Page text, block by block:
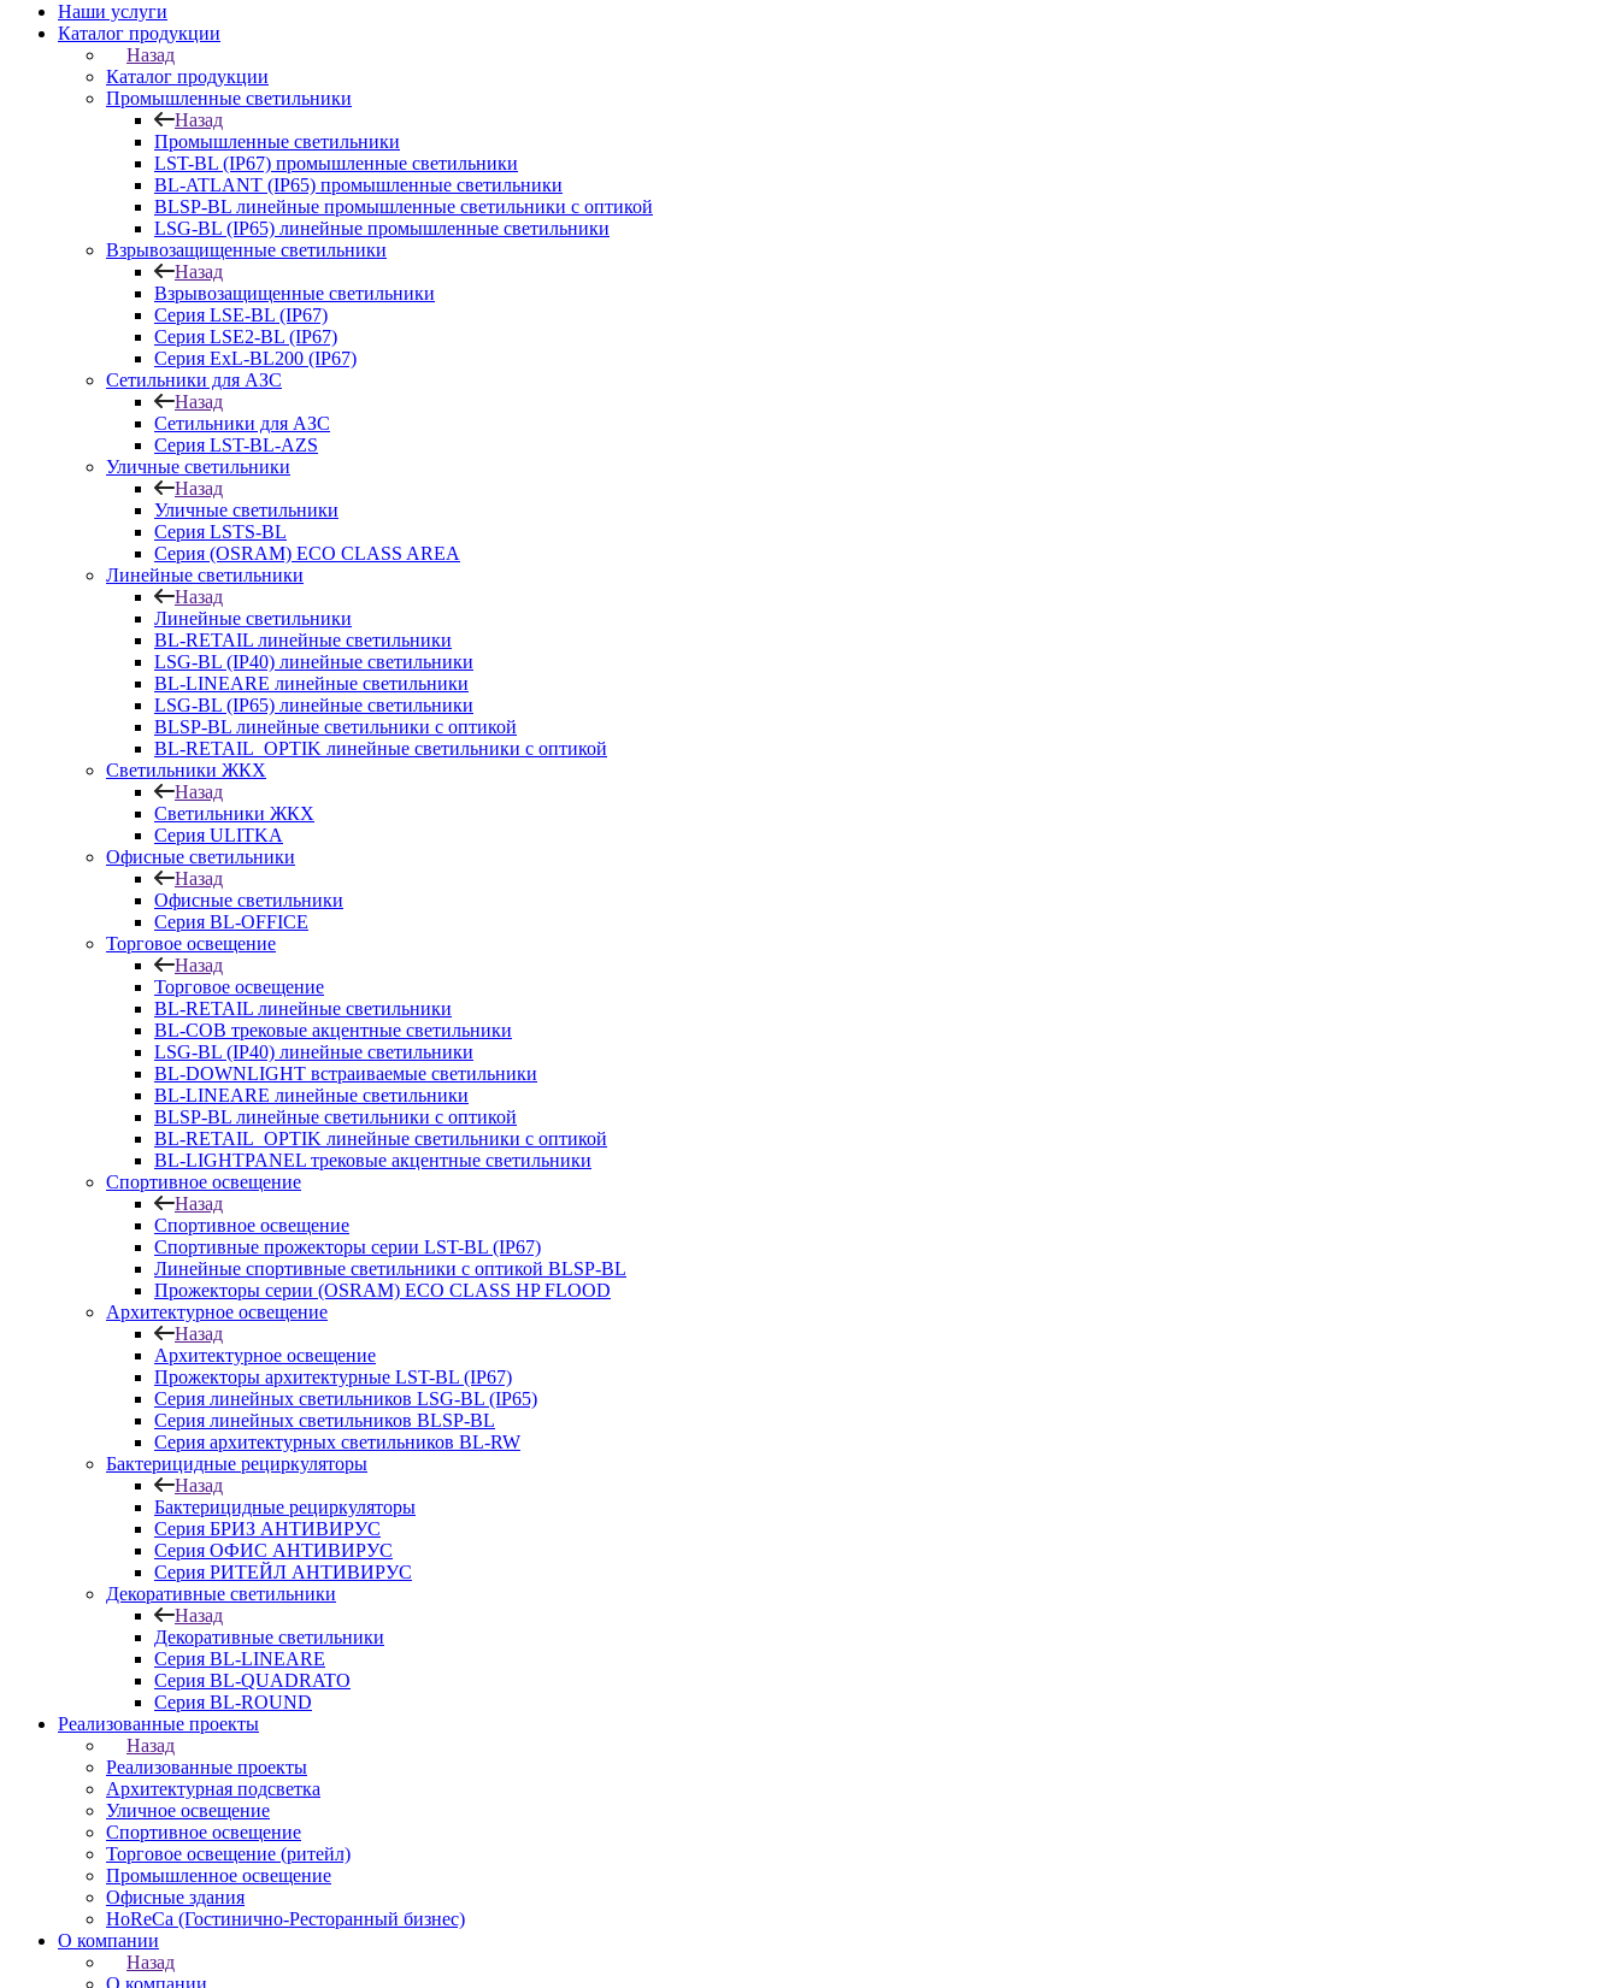
Наши услуги
Каталог продукции
Назад
Каталог продукции
Промышленные светильники
Назад
Промышленные светильники
LST-BL (IP67) промышленные светильники
BL-ATLANT (IP65) промышленные светильники
BLSP-BL линейные промышленные светильники с оптикой
LSG-BL (IP65) линейные промышленные светильники
Взрывозащищенные светильники
Назад
Взрывозащищенные светильники
Серия LSE-BL (IP67)
Серия LSE2-BL (IP67)
Серия ExL-BL200 (IP67)
Сетильники для АЗС
Назад
Сетильники для АЗС
Серия LST-BL-AZS
Уличные светильники
Назад
Уличные светильники
Серия LSTS-BL
Серия (ОSRAM) ECO CLASS AREA
Линейные светильники
Назад
Линейные светильники
BL-RETAIL линейные светильники
LSG-BL (IP40) линейные светильники
BL-LINEARE линейные светильники
LSG-BL (IP65) линейные светильники
BLSP-BL линейные светильники с оптикой
BL-RETAIL_OPTIK линейные светильники с оптикой
Светильники ЖКХ
Назад
Светильники ЖКХ
Серия ULITKA
Офисные светильники
Назад
Офисные светильники
Серия BL-OFFICE
Торговое освещение
Назад
Торговое освещение
BL-RETAIL линейные светильники
BL-COB трековые акцентные светильники
LSG-BL (IP40) линейные светильники
BL-DOWNLIGHT встраиваемые светильники
BL-LINEARE линейные светильники
BLSP-BL линейные светильники с оптикой
BL-RETAIL_OPTIK линейные светильники с оптикой
BL-LIGHTPANEL трековые акцентные светильники
Спортивное освещение
Назад
Спортивное освещение
Спортивные прожекторы серии LST-BL (IP67)
Линейные спортивные светильники с оптикой BLSP-BL
Прожекторы серии (OSRAM) ECO CLASS HP FLOOD
Архитектурное освещение
Назад
Архитектурное освещение
Прожекторы архитектурные LST-BL (IP67)
Серия линейных светильников LSG-BL (IP65)
Серия линейных светильников BLSP-BL
Серия архитектурных светильников BL-RW
Бактерицидные рециркуляторы
Назад
Бактерицидные рециркуляторы
Серия БРИЗ АНТИВИРУС
Серия ОФИС АНТИВИРУС
Серия РИТЕЙЛ АНТИВИРУС
Декоративные светильники
Назад
Декоративные светильники
Серия BL-LINEARE
Серия BL-QUADRATO
Серия BL-ROUND
Реализованные проекты
Назад
Реализованные проекты
Архитектурная подсветка
Уличное освещение
Спортивное освещение
Торговое освещение (ритейл)
Промышленное освещение
Офисные здания
HoReCa (Гостинично-Ресторанный бизнес)
О компании
Назад
О компании